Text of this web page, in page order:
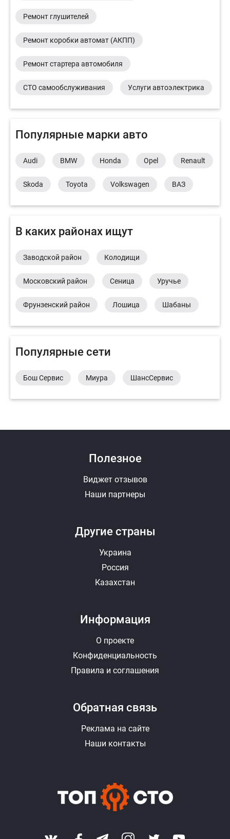
Ремонт глушителей
Ремонт коробки автомат (АКПП)
Ремонт стартера автомобиля
СТО самообслуживания Услуги автоэлектрика
Популярные марки авто
Audi BMW Honda Opel Renault
Skoda Toyota Volkswagen ВАЗ
В каких районах ищут
Заводской район Колодищи
Московский район Сеница Уручье
Фрунзенский район Лошица Шабаны
Популярные сети
Бош Сервис Миура ШансСервис
Другие страны
Украина
Россия
Казахстан
Полезное
Виджет отзывов
Наши партнеры
Информация
О проекте
Конфиденциальность
Правила и соглашения
Обратная связь
Реклама на сайте
Наши контакты